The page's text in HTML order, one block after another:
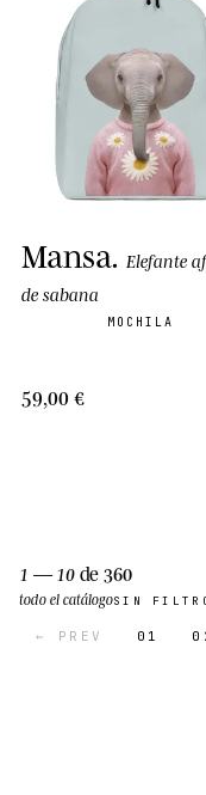
Mansa. Elefante
de sabana
MOCHILA
59,00 €
1 — 10de 360
todo el catálogoSIN
← PREV 01